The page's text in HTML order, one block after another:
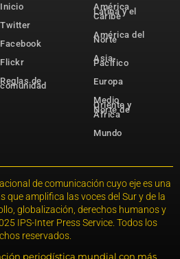
Inicio
Twitter
Facebook
Flickr
Reglas de
comunidad
América
Latina y el
Caribe
América del
Norte
Asia-
Pacífico
Europa
Medio
Oriente y
Norte de
África
Mundo
de comunicación cuyo eje es una
que amplifica las voces del Sur y de la
globalización, derechos humanos y
IPS-Inter Press Service. Todos los
reservados.
periodística mundial con más